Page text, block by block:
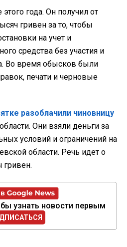
года. Он получил от
гривен за то, чтобы
на учет и
средства без участия и
Во время обысков были
печати и черновые
разоблачили чиновницу
Они взяли деньги за
условий и ограничений на
области. Речь идет о
гривен.
узнать новости первым